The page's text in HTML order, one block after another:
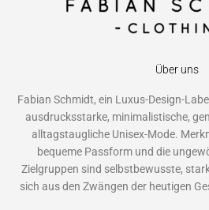
Über uns
Fabian Schmidt, ein Luxus-Design-
ausdrucksstarke, minimalistische,
alltagstaugliche Unisex-Mode.
bequeme Passform und die
Zielgruppen sind selbstbewusste,
sich aus den Zwängen der heutigen